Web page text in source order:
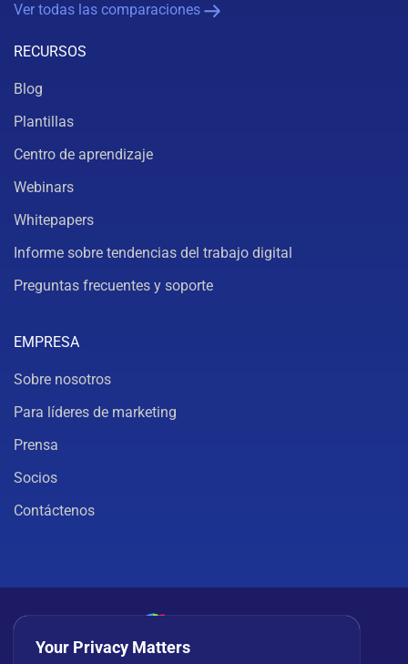
Ver todas las comparaciones
RECURSOS
Blog
Plantillas
Centro de aprendizaje
Webinars
Whitepapers
Informe sobre tendencias del trabajo digital
Preguntas frecuentes y soporte
EMPRESA
Sobre nosotros
Para líderes de marketing
Prensa
Socios
Contáctenos
Your Privacy Matters